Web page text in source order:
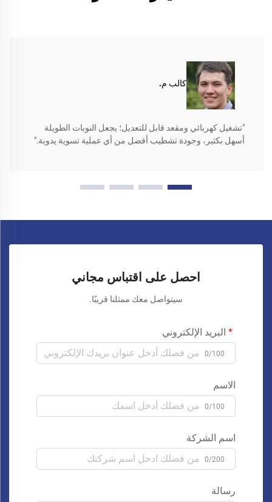
كالب م.
"تشغيل كهربائي ومقعد قابل للتعديل؛ يجعل النوبات الطويلة
أسهل بكثير، وجودة تشطيب أفضل من أي عملية تسوية يدوية."
احصل على اقتباس مجاني
سيتواصل معك ممثلنا قريبًا.
البريد الإلكتروني
0/100
الاسم
0/100
اسم الشركة
0/200
رسالة